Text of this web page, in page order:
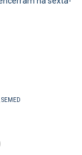
SEMED